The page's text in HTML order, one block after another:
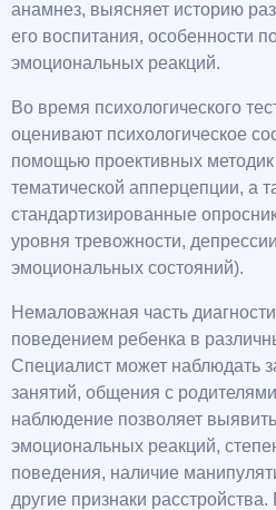
анамнез, выясняет историю
его воспитания, особенности
эмоциональных реакций.
Во время психологического
оценивают психологическое
помощью проективных
тематической апперцепции, а
стандартизированные
уровня тревожности,
эмоциональных состояний).
Немаловажная часть
поведением ребенка в
Специалист может наблюдать
занятий, общения с
наблюдение позволяет
эмоциональных реакций,
поведения, наличие
другие признаки